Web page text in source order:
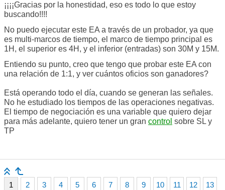
¡¡¡¡Gracias por la honestidad, eso es todo lo que estoy
buscando!!!!
No puedo ejecutar este EA a través de un probador, ya que
es multi-marcos de tiempo, el marco de tiempo principal es
1H, el superior es 4H, y el inferior (entradas) son 30M y 15M.
Entiendo su punto, creo que tengo que probar este EA con
una relación de 1:1, y ver cuántos oficios son ganadores?
Está operando todo el día, cuando se generan las señales.
No he estudiado los tiempos de las operaciones negativas.
El tiempo de negociación es una variable que quiero dejar
para más adelante, quiero tener un gran control sobre SL y
TP
1 2 3 4 5 6 7 8 9 10 11 12 13